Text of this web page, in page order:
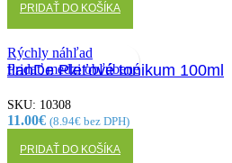
PRIDAŤ DO KOŠÍKA
Rýchly náhľad
Pridať medzi obľúbené
tianDe Pleťové tonikum 100ml
SKU: 10308
11.00€ (8.94€ bez DPH)
PRIDAŤ DO KOŠÍKA